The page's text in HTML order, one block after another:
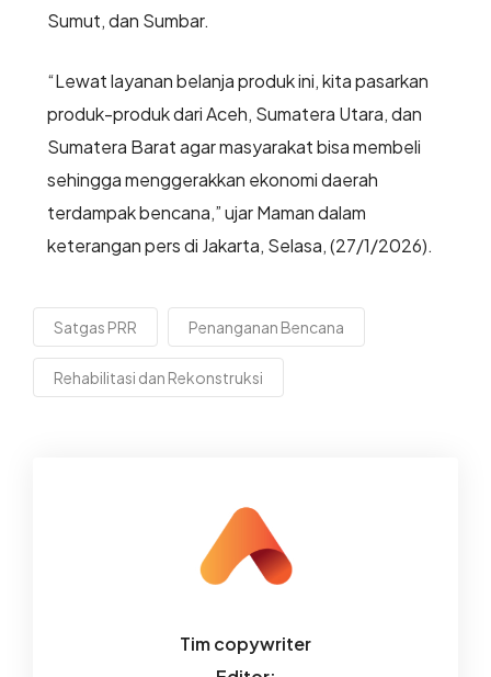
Sumut, dan Sumbar.
“Lewat layanan belanja produk ini, kita pasarkan
produk-produk dari Aceh, Sumatera Utara, dan
Sumatera Barat agar masyarakat bisa membeli
sehingga menggerakkan ekonomi daerah
terdampak bencana,” ujar Maman dalam
keterangan pers di Jakarta, Selasa, (27/1/2026).
Satgas PRR Penanganan Bencana
Rehabilitasi dan Rekonstruksi
Tim copywriter